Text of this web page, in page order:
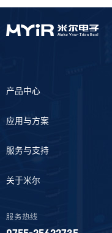
产品中心
应用与方案
服务与支持
关于米尔
服务热线